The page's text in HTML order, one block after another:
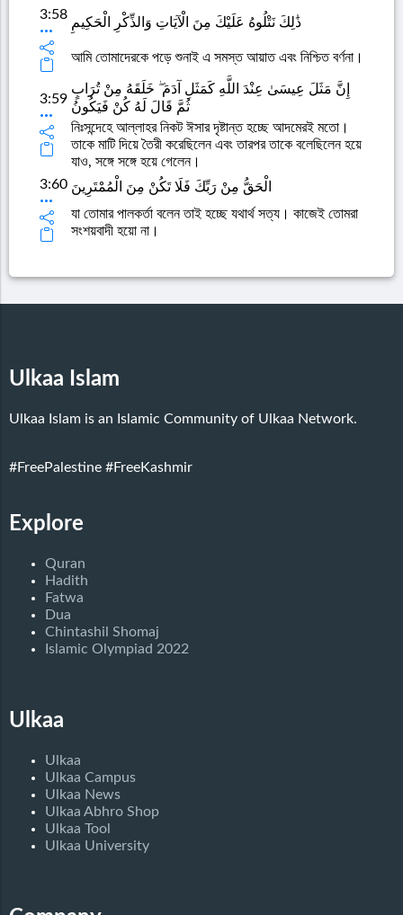
3:58
ذَٰلِكَ نَتْلُوهُ عَلَيْكَ مِنَ الْآيَاتِ وَالذِّكْرِ الْحَكِيمِ
আমি তোমাদেরকে পড়ে শুনাই এ সমস্ত আয়াত এবং নিশ্চিত বর্ণনা।
3:59
إِنَّ مَثَلَ عِيسَىٰ عِنْدَ اللَّهِ كَمَثَلِ آدَمَ ۖ خَلَقَهُ مِنْ تُرَابٍ
ثُمَّ قَالَ لَهُ كُنْ فَيَكُونُ
নিঃসন্দেহে আল্লাহর নিকট ঈসার দৃষ্টান্ত হচ্ছে আদমেরই মতো।
তাকে মাটি দিয়ে তৈরী করেছিলেন এবং তারপর তাকে বলেছিলেন হয়ে
যাও, সঙ্গে সঙ্গে হয়ে গেলেন।
3:60 الْحَقُّ مِنْ رَبِّكَ فَلَا تَكُنْ مِنَ الْمُمْتَرِينَ
যা তোমার পালকর্তা বলেন তাই হচ্ছে যথার্থ সত্য। কাজেই তোমরা
সংশয়বাদী হয়ো না।
Ulkaa Islam
Ulkaa Islam is an Islamic Community of Ulkaa Network.
#FreePalestine #FreeKashmir
Explore
Quran
Hadith
Fatwa
Dua
Chintashil Shomaj
Islamic Olympiad 2022
Ulkaa
Ulkaa
Ulkaa Campus
Ulkaa News
Ulkaa Abhro Shop
Ulkaa Tool
Ulkaa University